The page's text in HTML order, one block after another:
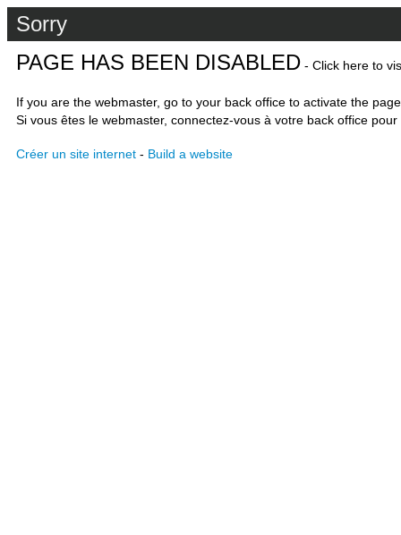
Sorry
PAGE HAS BEEN DISABLED - Click here to
If you are the webmaster, go to your back office to activate the
Si vous êtes le webmaster, connectez-vous à votre back office
Créer un site internet - Build a website